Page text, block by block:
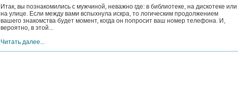
Итак, вы познакомились с мужчиной, неважно где: в библиотеке, на дискотеке или
на улице. Если между вами вспыхнула искра, то логическим продолжением
вашего знакомства будет момент, когда он попросит ваш номер телефона. И,
вероятно, в этой...
Читать далее...